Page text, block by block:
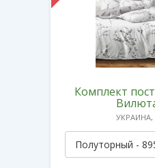
Комплект